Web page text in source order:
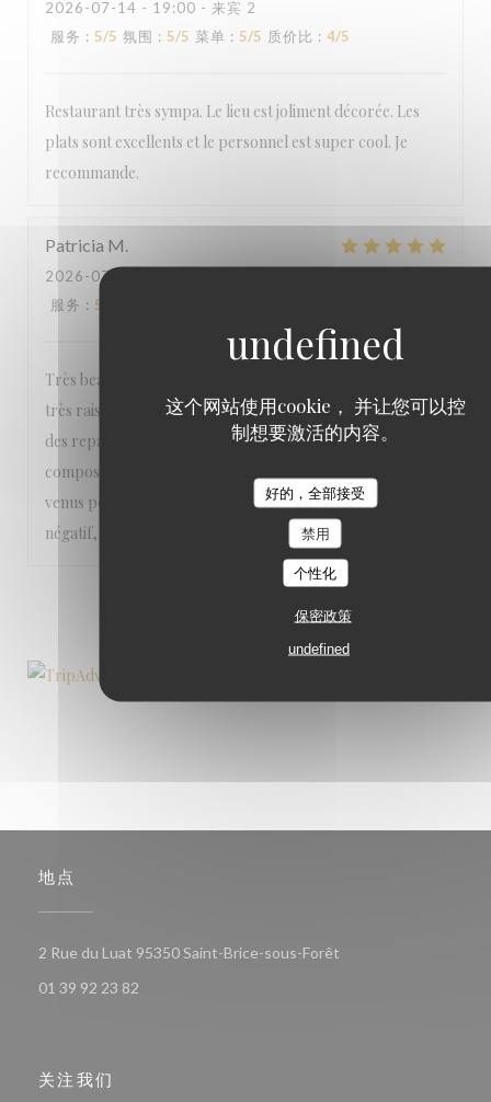
这个网站使用cookie， 并让您可以控
制想要激活的内容。
好的，全部接受
禁用
个性化
保密政策
undefined
2026-07-14 - 19:00 - 来宾 2
服务 : 5/5 氛围 : 5/5 菜单 : 5/5 质价比 : 4/5
Restaurant très sympa. Le lieu est joliment décorée. Les
plats sont excellents et le personnel est super cool. Je
recommande.
Patricia M
2026-07-12
服务 : 5
Très beau cadre pour manger un très bon repas à des prix
très raisonnable compte tenu de la qualité et de la quantité
des repas dans l'assiette que ce soit plat de viande, salade
composée, cocktail, dessert, service, ..... Nous sommes
venus pour la 1ère fois avec des amis et je n'ai Rien à dire de
négatif, désolée pour vous ! On reviendra très vite !
地点
2 Rue du Luat 95350 Saint-Brice-sous-Forêt
01 39 92 23 82
关注我们